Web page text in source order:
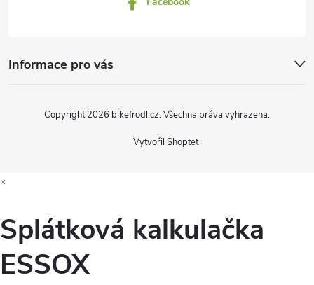
Informace pro vás
Vytvořil Shoptet
Copyright 2026 bikefrodl.cz. Všechna práva vyhrazena.
×
Splátková kalkulačka
ESSOX